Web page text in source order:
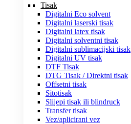
Tisak
Digitalni Eco solvent
Digitalni laserski tisak
Digitalni latex tisak
Digitalni solventni tisak
Digitalni sublimacijski tisak
Digitalni UV tisak
DTF Tisak
DTG Tisak / Direktni tisak
Offsetni tisak
Sitotisak
Slijepi tisak ili blindruck
Transfer tisak
Vez/aplicirani vez